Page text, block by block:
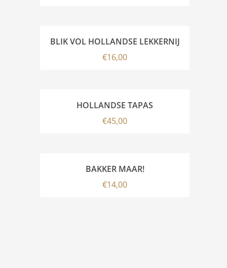
BLIK VOL HOLLANDSE LEKKERNIJ
€16,00
HOLLANDSE TAPAS
€45,00
BAKKER MAAR!
€14,00